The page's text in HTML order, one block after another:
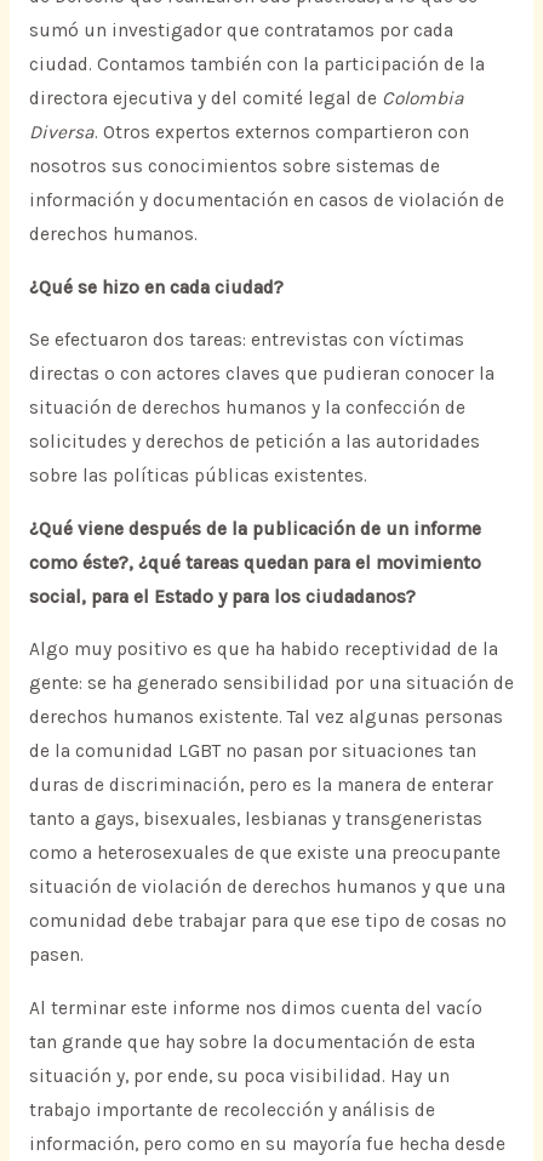
sumó un investigador que contratamos por cada
ciudad. Contamos también con la participación de la
directora ejecutiva y del comité legal de Colombia
Diversa. Otros expertos externos compartieron con
nosotros sus conocimientos sobre sistemas de
información y documentación en casos de violación de
derechos humanos.
¿Qué se hizo en cada ciudad?
Se efectuaron dos tareas: entrevistas con víctimas
directas o con actores claves que pudieran conocer la
situación de derechos humanos y la confección de
solicitudes y derechos de petición a las autoridades
sobre las políticas públicas existentes.
¿Qué viene después de la publicación de un informe
como éste?, ¿qué tareas quedan para el movimiento
social, para el Estado y para los ciudadanos?
Algo muy positivo es que ha habido receptividad de la
gente: se ha generado sensibilidad por una situación de
derechos humanos existente. Tal vez algunas personas
de la comunidad LGBT no pasan por situaciones tan
duras de discriminación, pero es la manera de enterar
tanto a gays, bisexuales, lesbianas y transgeneristas
como a heterosexuales de que existe una preocupante
situación de violación de derechos humanos y que una
comunidad debe trabajar para que ese tipo de cosas no
pasen.
Al terminar este informe nos dimos cuenta del vacío
tan grande que hay sobre la documentación de esta
situación y, por ende, su poca visibilidad. Hay un
trabajo importante de recolección y análisis de
información, pero como en su mayoría fue hecha desde